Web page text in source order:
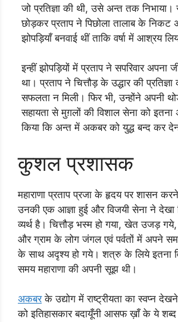
जो प्रतिज्ञा की थी, उसे अन्त तक निभाया।
छोड़कर प्रताप ने पिछोला तालाब के
झोपड़ियाँ बनवाई थीं ताकि वर्षा में आश्रय
इन्हीं झोपड़ियों में प्रताप ने सपरिवार अपना
था। प्रताप ने चित्तौड़ के उद्धार की
सफलता न मिली। फिर भी, उन्होंने अपनी
सहायता से मुग़लों की विशाल सेना को
किया कि अन्त में अकबर को युद्ध बन्द कर
कुशल प्रशासक
महाराणा प्रताप प्रजा के हृदय पर शासन
उनकी एक आज्ञा हुई और विजयी सेना ने
व्यर्थ है। चित्तौड़ भस्म हो गया, खेत उजड़
और ग्राम के लोग जंगल एवं पर्वतों में अपने
के साथ अदृश्य हो गये। शत्रु के लिये इतना
समय महाराणा की अपनी सूझ थी।
अकबरके उद्योग में राष्ट्रीयता का स्वप्न देखने
को इतिहासकार बदायूँनी आसफ ख़ाँ के ये